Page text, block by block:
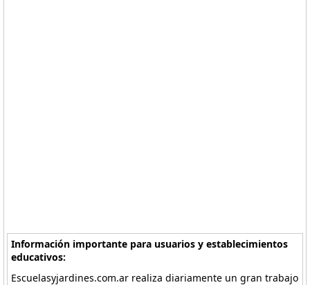
Información importante para usuarios y establecimientos
educativos:
Escuelasyjardines.com.ar realiza diariamente un gran trabajo